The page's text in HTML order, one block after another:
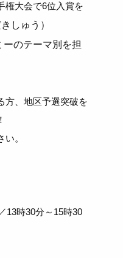
権大会で6位入賞を
しゅう）
のテーマ別を担
方、地区予選突破を
。
13時30分～15時30